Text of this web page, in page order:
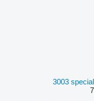
3003 special
7